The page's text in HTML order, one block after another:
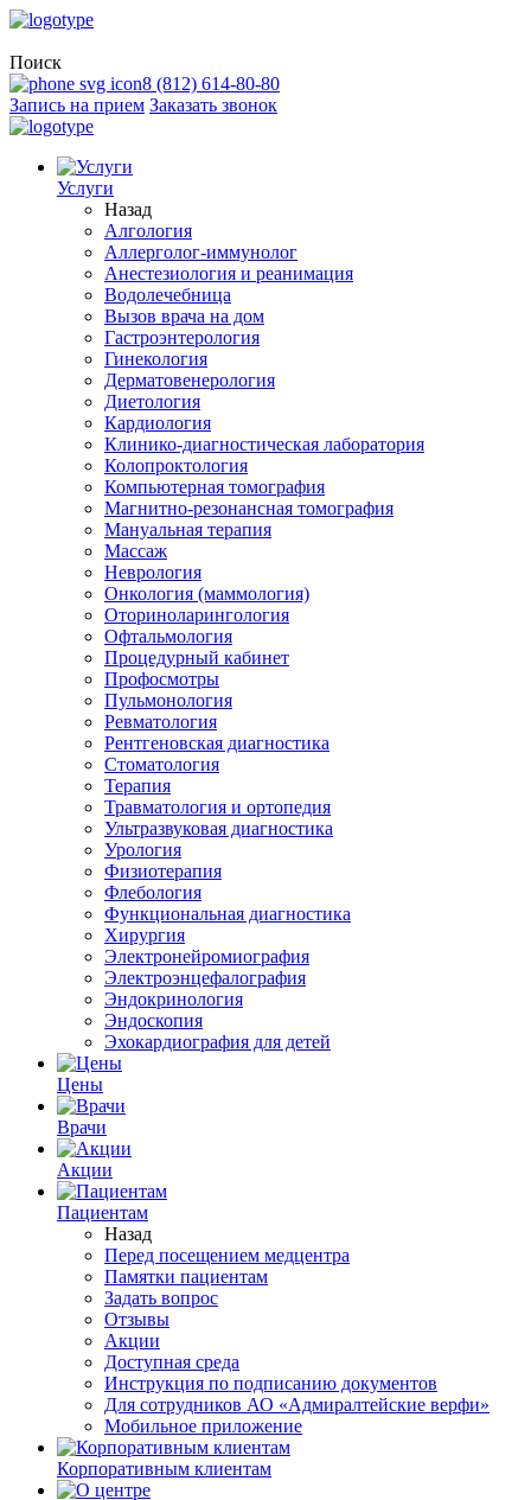
Поиск
8 (812) 614-80-80
Запись на прием Заказать звонок
Услуги
Назад
Алгология
Аллерголог-иммунолог
Анестезиология и реанимация
Водолечебница
Вызов врача на дом
Гастроэнтерология
Гинекология
Дерматовенерология
Диетология
Кардиология
Клинико-диагностическая лаборатория
Колопроктология
Компьютерная томография
Магнитно-резонансная томография
Мануальная терапия
Массаж
Неврология
Онкология (маммология)
Оториноларингология
Офтальмология
Процедурный кабинет
Профосмотры
Пульмонология
Ревматология
Рентгеновская диагностика
Стоматология
Терапия
Травматология и ортопедия
Ультразвуковая диагностика
Урология
Физиотерапия
Флебология
Функциональная диагностика
Хирургия
Электронейромиография
Электроэнцефалография
Эндокринология
Эндоскопия
Эхокардиография для детей
Цены
Врачи
Акции
Пациентам
Назад
Перед посещением медцентра
Памятки пациентам
Задать вопрос
Отзывы
Акции
Доступная среда
Инструкция по подписанию документов
Для сотрудников АО «Адмиралтейские верфи»
Мобильное приложение
Корпоративным клиентам